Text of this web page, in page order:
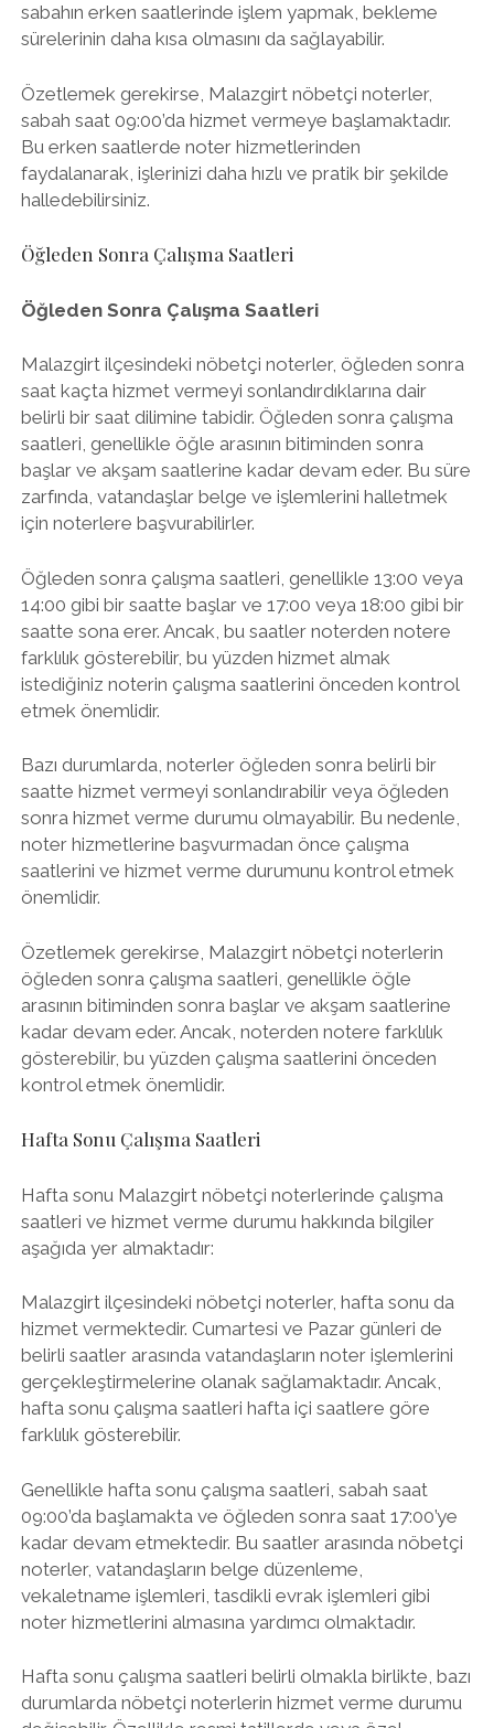
sabahın erken saatlerinde işlem yapmak, bekleme
sürelerinin daha kısa olmasını da sağlayabilir.
Özetlemek gerekirse, Malazgirt nöbetçi noterler,
sabah saat 09:00’da hizmet vermeye başlamaktadır.
Bu erken saatlerde noter hizmetlerinden
faydalanarak, işlerinizi daha hızlı ve pratik bir şekilde
halledebilirsiniz.
Öğleden Sonra Çalışma Saatleri
Öğleden Sonra Çalışma Saatleri
Malazgirt ilçesindeki nöbetçi noterler, öğleden sonra
saat kaçta hizmet vermeyi sonlandırdıklarına dair
belirli bir saat dilimine tabidir. Öğleden sonra çalışma
saatleri, genellikle öğle arasının bitiminden sonra
başlar ve akşam saatlerine kadar devam eder. Bu süre
zarfında, vatandaşlar belge ve işlemlerini halletmek
için noterlere başvurabilirler.
Öğleden sonra çalışma saatleri, genellikle 13:00 veya
14:00 gibi bir saatte başlar ve 17:00 veya 18:00 gibi bir
saatte sona erer. Ancak, bu saatler noterden notere
farklılık gösterebilir, bu yüzden hizmet almak
istediğiniz noterin çalışma saatlerini önceden kontrol
etmek önemlidir.
Bazı durumlarda, noterler öğleden sonra belirli bir
saatte hizmet vermeyi sonlandırabilir veya öğleden
sonra hizmet verme durumu olmayabilir. Bu nedenle,
noter hizmetlerine başvurmadan önce çalışma
saatlerini ve hizmet verme durumunu kontrol etmek
önemlidir.
Özetlemek gerekirse, Malazgirt nöbetçi noterlerin
öğleden sonra çalışma saatleri, genellikle öğle
arasının bitiminden sonra başlar ve akşam saatlerine
kadar devam eder. Ancak, noterden notere farklılık
gösterebilir, bu yüzden çalışma saatlerini önceden
kontrol etmek önemlidir.
Hafta Sonu Çalışma Saatleri
Hafta sonu Malazgirt nöbetçi noterlerinde çalışma
saatleri ve hizmet verme durumu hakkında bilgiler
aşağıda yer almaktadır:
Malazgirt ilçesindeki nöbetçi noterler, hafta sonu da
hizmet vermektedir. Cumartesi ve Pazar günleri de
belirli saatler arasında vatandaşların noter işlemlerini
gerçekleştirmelerine olanak sağlamaktadır. Ancak,
hafta sonu çalışma saatleri hafta içi saatlere göre
farklılık gösterebilir.
Genellikle hafta sonu çalışma saatleri, sabah saat
09:00’da başlamakta ve öğleden sonra saat 17:00’ye
kadar devam etmektedir. Bu saatler arasında nöbetçi
noterler, vatandaşların belge düzenleme,
vekaletname işlemleri, tasdikli evrak işlemleri gibi
noter hizmetlerini almasına yardımcı olmaktadır.
Hafta sonu çalışma saatleri belirli olmakla birlikte, bazı
durumlarda nöbetçi noterlerin hizmet verme durumu